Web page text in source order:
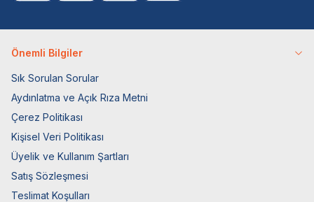
Önemli Bilgiler
Sık Sorulan Sorular
Aydınlatma ve Açık Rıza Metni
Çerez Politikası
Kişisel Veri Politikası
Üyelik ve Kullanım Şartları
Satış Sözleşmesi
Teslimat Koşulları